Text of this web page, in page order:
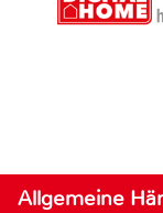
Allgemeine